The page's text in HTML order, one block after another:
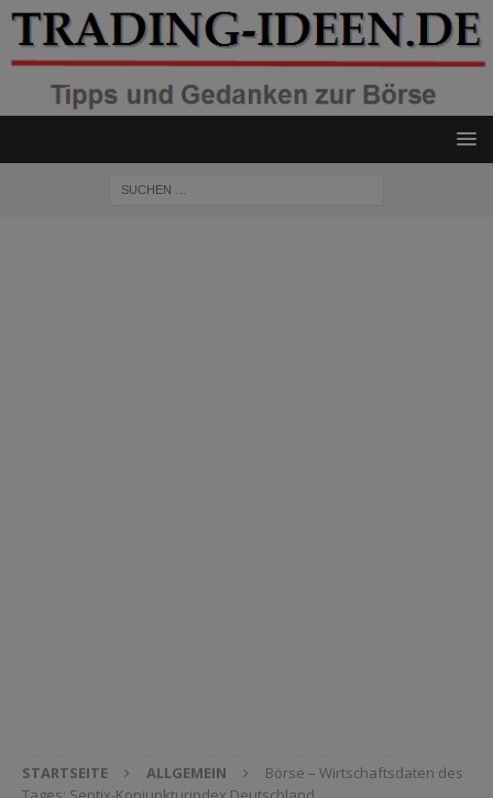
STARTSEITE ALLGEMEIN
Börse – Wirtschaftsdaten des